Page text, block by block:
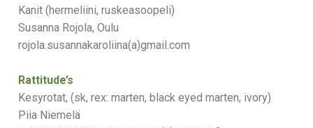
Kanit (hermeliini, ruskeasoopeli)
Susanna Rojola, Oulu
rojola.susannakaroliina(a)gmail.com
Rattitude’s
Kesyrotat, (sk, rex: marten, black eyed marten, ivory)
Piia Niemelä